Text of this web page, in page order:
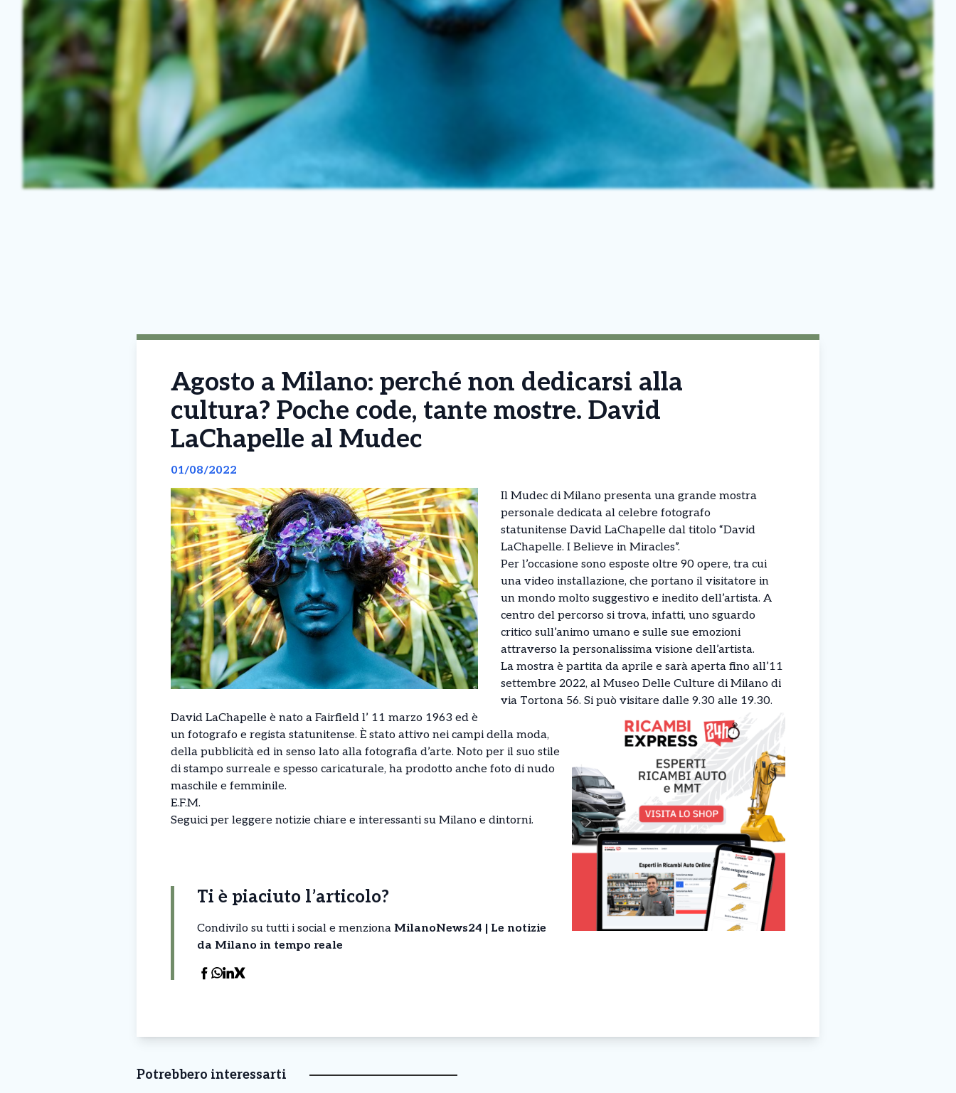
Agosto a Milano: perché non dedicarsi alla
cultura? Poche code, tante mostre. David
LaChapelle al Mudec
01/08/2022
Il Mudec di Milano presenta una grande mostra
personale dedicata al celebre fotografo
statunitense David LaChapelle dal titolo “David
LaChapelle. I Believe in Miracles”.
Per l’occasione sono esposte oltre 90 opere, tra cui
una video installazione, che portano il visitatore in
un mondo molto suggestivo e inedito dell’artista. A
centro del percorso si trova, infatti, uno sguardo
critico sull’animo umano e sulle sue emozioni
attraverso la personalissima visione dell’artista.
La mostra è partita da aprile e sarà aperta fino all’11
settembre 2022, al Museo Delle Culture di Milano di
via Tortona 56. Si può visitare dalle 9.30 alle 19.30.
David LaChapelle è nato a Fairfield l’ 11 marzo 1963 ed è
un fotografo e regista statunitense. È stato attivo nei campi della moda,
della pubblicità ed in senso lato alla fotografia d’arte. Noto per il suo stile
di stampo surreale e spesso caricaturale, ha prodotto anche foto di nudo
maschile e femminile.
E.F.M.
Seguici per leggere notizie chiare e interessanti su Milano e dintorni.
Ti è piaciuto l’articolo?
Condivilo su tutti i social e menziona MilanoNews24 | Le notizie
da Milano in tempo reale
Potrebbero interessarti